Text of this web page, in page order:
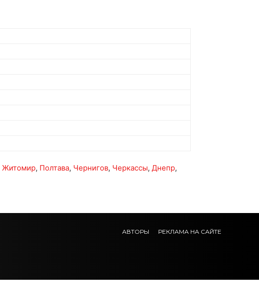
Житомир, Полтава, Чернигов, Черкассы, Днепр,
АВТОРЫ РЕКЛАМА НА САЙТЕ